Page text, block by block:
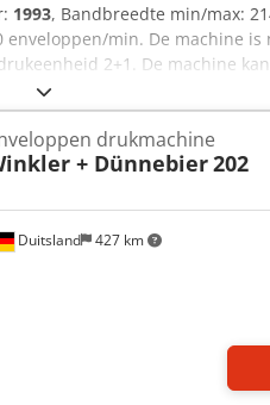
1993, Bandbreedte min/max:
min. De machine
2+1. De machine
Inspectie ter plaatse
Duitsland 427 km
drukmachine
+ Dünnebier202